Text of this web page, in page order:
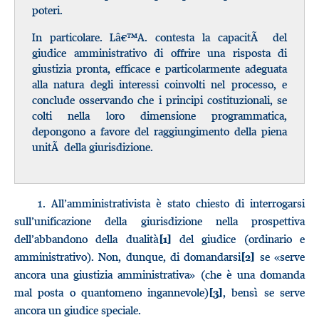
poteri.
In particolare. Lâ€™A. contesta la capacitÃ del
giudice amministrativo di offrire una risposta di
giustizia pronta, efficace e particolarmente adeguata
alla natura degli interessi coinvolti nel processo, e
conclude osservando che i principi costituzionali, se
colti nella loro dimensione programmatica,
depongono a favore del raggiungimento della piena
unitÃ della giurisdizione.
1. All’amministrativista è stato chiesto di interrogarsi
sull’unificazione della giurisdizione nella prospettiva
dell’abbandono della dualità[1] del giudice (ordinario e
amministrativo). Non, dunque, di domandarsi[2] se «serve
ancora una giustizia amministrativa» (che è una domanda
mal posta o quantomeno ingannevole)[3], bensì se serve
ancora un giudice speciale.